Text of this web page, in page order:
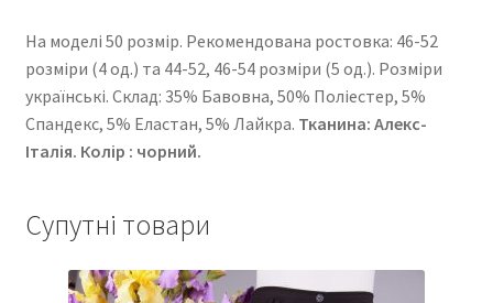
На моделі 50 розмір. Рекомендована ростовка: 46-52
розміри (4 од.) та 44-52, 46-54 розміри (5 од.). Розміри
українські. Cклад: 35% Бавовна, 50% Поліестер, 5%
Спандекс, 5% Еластан, 5% Лайкра. Тканина: Алекс-
Італія. Колір : чорний.
Супутні товари